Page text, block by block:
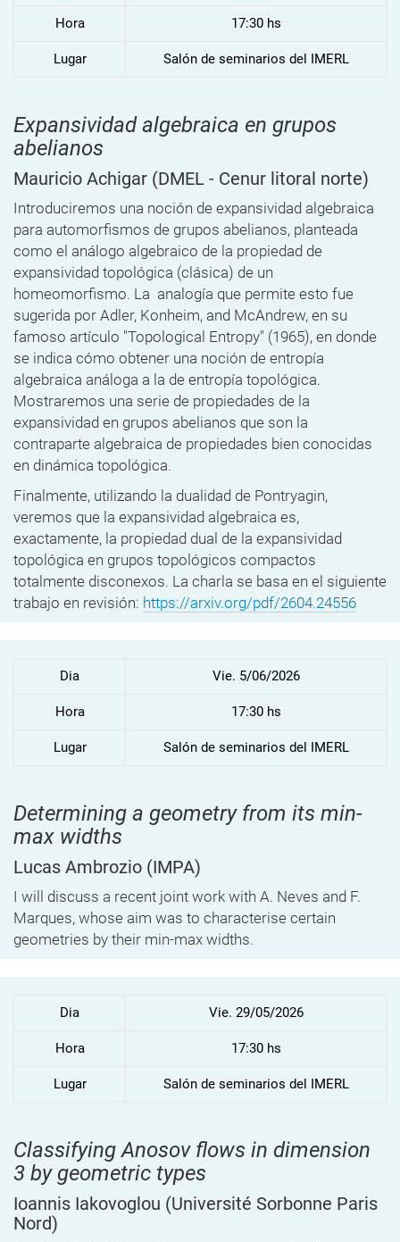
Hora 17:30 hs
Lugar Salón de seminarios del IMERL
Expansividad algebraica en grupos
abelianos
Mauricio Achigar (DMEL - Cenur litoral norte)
Introduciremos una noción de expansividad algebraica
para automorfismos de grupos abelianos, planteada
como el análogo algebraico de la propiedad de
expansividad topológica (clásica) de un
homeomorfismo. La analogía que permite esto fue
sugerida por Adler, Konheim, and McAndrew, en su
famoso artículo "Topological Entropy" (1965), en donde
se indica cómo obtener una noción de entropía
algebraica análoga a la de entropía topológica.
Mostraremos una serie de propiedades de la
expansividad en grupos abelianos que son la
contraparte algebraica de propiedades bien conocidas
en dinámica topológica.
Finalmente, utilizando la dualidad de Pontryagin,
veremos que la expansividad algebraica es,
exactamente, la propiedad dual de la expansividad
topológica en grupos topológicos compactos
totalmente disconexos. La charla se basa en el siguiente
trabajo en revisión: https://arxiv.org/pdf/2604.24556
Dia Vie. 5/06/2026
Hora 17:30 hs
Lugar Salón de seminarios del IMERL
Determining a geometry from its min-
max widths
Lucas Ambrozio (IMPA)
I will discuss a recent joint work with A. Neves and F.
Marques, whose aim was to characterise certain
geometries by their min-max widths.
Dia Vie. 29/05/2026
Hora 17:30 hs
Lugar Salón de seminarios del IMERL
Classifying Anosov flows in dimension
3 by geometric types
Ioannis Iakovoglou (Université Sorbonne Paris
Nord)